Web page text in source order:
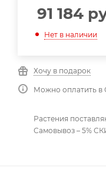
91 184
Нет в наличии
Хочу в подарок
Можно оплатить
Растения
Самовывоз – 5%